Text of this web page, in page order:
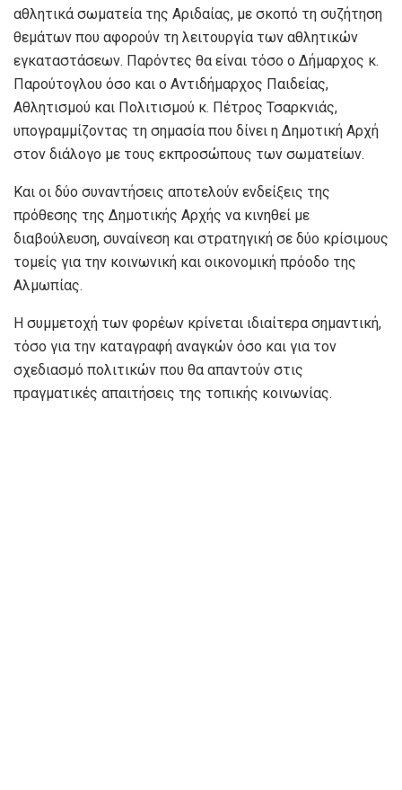
αθλητικά σωματεία της Αριδαίας, με σκοπό τη συζήτηση
θεμάτων που αφορούν τη λειτουργία των αθλητικών
εγκαταστάσεων. Παρόντες θα είναι τόσο ο Δήμαρχος κ.
Παρούτογλου όσο και ο Αντιδήμαρχος Παιδείας,
Αθλητισμού και Πολιτισμού κ. Πέτρος Τσαρκνιάς,
υπογραμμίζοντας τη σημασία που δίνει η Δημοτική Αρχή
στον διάλογο με τους εκπροσώπους των σωματείων.
Και οι δύο συναντήσεις αποτελούν ενδείξεις της
πρόθεσης της Δημοτικής Αρχής να κινηθεί με
διαβούλευση, συναίνεση και στρατηγική σε δύο κρίσιμους
τομείς για την κοινωνική και οικονομική πρόοδο της
Αλμωπίας.
Η συμμετοχή των φορέων κρίνεται ιδιαίτερα σημαντική,
τόσο για την καταγραφή αναγκών όσο και για τον
σχεδιασμό πολιτικών που θα απαντούν στις
πραγματικές απαιτήσεις της τοπικής κοινωνίας.